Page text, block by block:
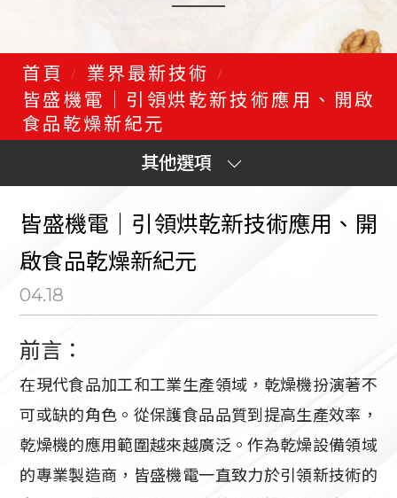
首頁
業界最新技術
皆盛機電｜引領烘乾新技術應用、開啟
食品乾燥新紀元
其他選項
全部消息
業界最新技術
資訊前沿
皆盛機電｜引領烘乾新技術應用、開
啟食品乾燥新紀元
04.18
前言：
在現代食品加工和工業生產領域，乾燥機扮演著不
可或缺的角色。從保護食品品質到提高生產效率，
乾燥機的應用範圍越來越廣泛。作為乾燥設備領域
的專業製造商，皆盛機電一直致力於引領新技術的